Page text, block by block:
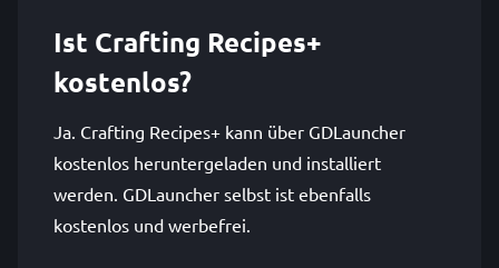
Ist Crafting Recipes+
kostenlos?
Ja. Crafting Recipes+ kann über GDLauncher
kostenlos heruntergeladen und installiert
werden. GDLauncher selbst ist ebenfalls
kostenlos und werbefrei.